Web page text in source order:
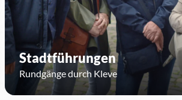
Stadtführungen
Rundgänge durch Kleve